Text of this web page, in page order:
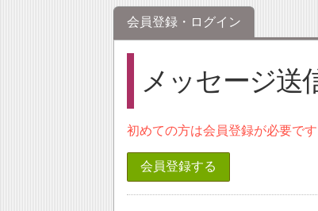
会員登録・ログイン
メッセージ送
初めての方は会員登録が必要で
会員登録する